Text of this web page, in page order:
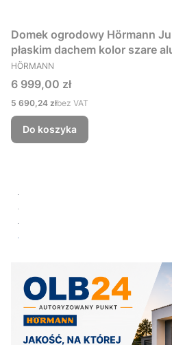
Domek ogrodowy Hörmann
płaskim dachem kolor szare
229x181 cm
PRODUCENT
HÖRMANN
Cena
6 999,00 zł
Cena
5 690,24 złbez VAT
Do koszyka